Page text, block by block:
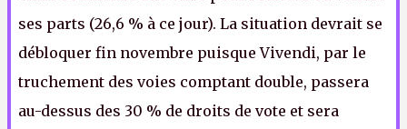
ses parts (26,6 % à ce jour). La situation devrait se
débloquer fin novembre puisque Vivendi, par le
truchement des voies comptant double, passera
au-dessus des 30 % de droits de vote et sera